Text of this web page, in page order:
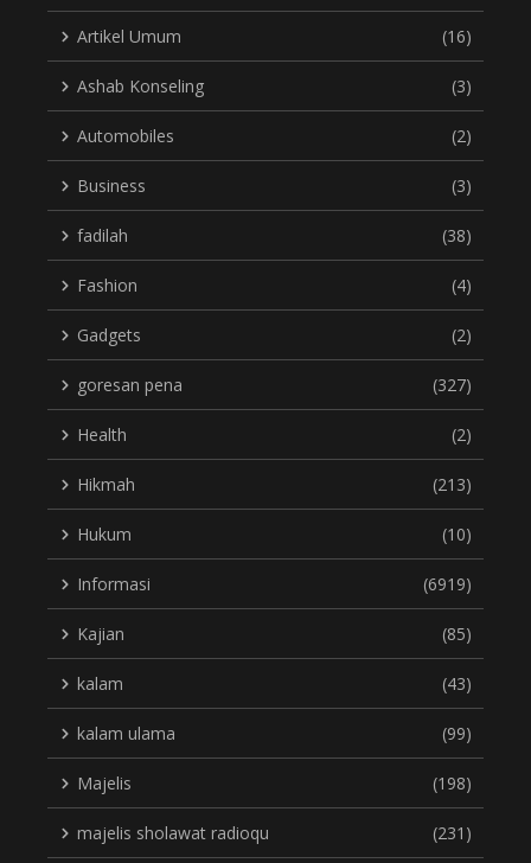
Artikel Umum (16)
Ashab Konseling (3)
Automobiles (2)
Business (3)
fadilah (38)
Fashion (4)
Gadgets (2)
goresan pena (327)
Health (2)
Hikmah (213)
Hukum (10)
Informasi (6919)
Kajian (85)
kalam (43)
kalam ulama (99)
Majelis (198)
majelis sholawat radioqu (231)